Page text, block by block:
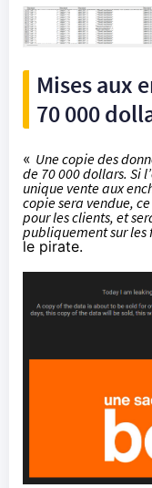
Mises aux
70 000
« Une copie des
de 70 000 dollars. Si
unique vente aux
copie sera vendue,
pour les clients, et
publiquement sur les
le pirate.